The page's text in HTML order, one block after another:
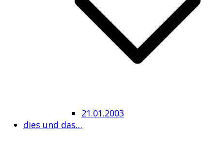
21.01.2003
dies und das…